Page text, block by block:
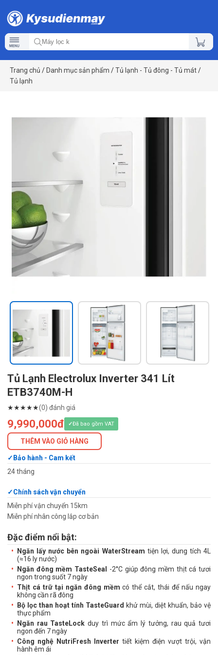
Trang chủ / Danh mục sản phẩm /Tủ lạnh - Tủ đông - Tủ mát/
Tủ lạnh
Tủ Lạnh Electrolux Inverter 341 Lít
ETB3740M-H
★★★★★(0) đánh giá
9,990,000đ Đã bao gồm VAT
THÊM VÀO GIỎ HÀNG
Bảo hành - Cam kết
24 tháng
Chính sách vận chuyển
Miễn phí vận chuyển 15km
Miễn phí nhân công lắp cơ bản
Đặc điểm nổi bật:
Ngăn lấy nước bên ngoài WaterStream tiện lợi, dung tích 4L
(≈16 ly nước)
Ngăn đông mềm TasteSeal -2°C giúp đông mềm thịt cá tươi
ngon trong suốt 7 ngày
Thịt cá trữ tại ngăn đông mềm có thể cắt, thái để nấu ngay
không cần rã đông
Bộ lọc than hoạt tính TasteGuard khử mùi, diệt khuẩn, bảo vệ
thực phẩm
Ngăn rau TasteLock duy trì mức ẩm lý tưởng, rau quả tươi
ngon đến 7 ngày
Công nghệ NutriFresh Inverter tiết kiệm điện vượt trội, vận
hành êm ái